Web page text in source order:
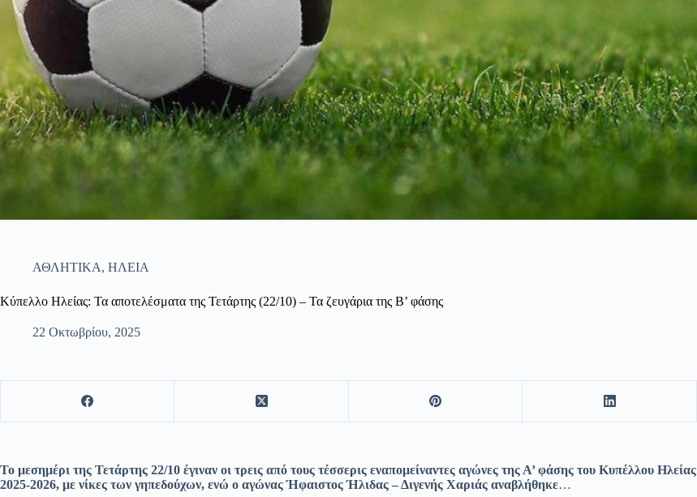
ΑΘΛΗΤΙΚΑ, ΗΛΕΙΑ
Κύπελλο Ηλείας: Τα αποτελέσματα της Τετάρτης (22/10) – Τα ζευγάρια της Β’ φάσης
22 Οκτωβρίου, 2025
Το μεσημέρι της Τετάρτης 22/10 έγιναν οι τρεις από τους τέσσερις εναπομείναντες αγώνες της Α’ φάσης του Κυπέλλου Ηλείας
2025-2026, με νίκες των γηπεδούχων, ενώ ο αγώνας Ήφαιστος Ήλιδας – Διγενής Χαριάς αναβλήθηκε…